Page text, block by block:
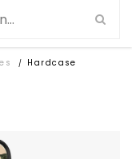
/
Hardcase